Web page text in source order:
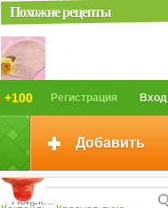
Вход
Регистрация
+100
Добавить
Похожие рецепты
Коктейль «Красная шапочка»